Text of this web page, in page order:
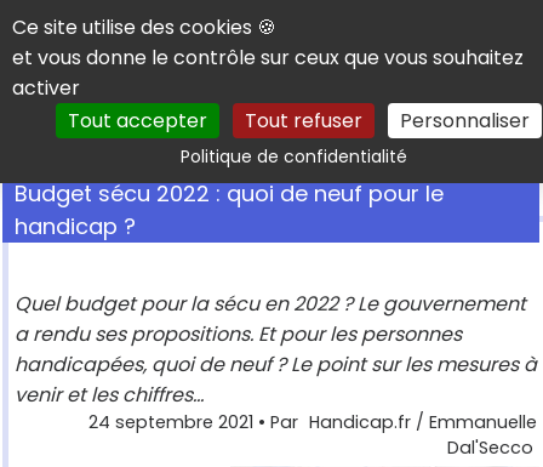
Panneau de gestion des cookies
Ce site utilise des cookies 🍪
et vous donne le contrôle sur ceux que vous souhaitez
activer
Tout accepter
Tout refuser Personnaliser
Politique de confidentialitéRechercher
Budget sécu 2022 : quoi de neuf pour le
handicap ?
Quel budget pour la sécu en 2022 ? Le gouvernement
a rendu ses propositions. Et pour les personnes
handicapées, quoi de neuf ? Le point sur les mesures à
venir et les chiffres...
24 septembre 2021 • Par Handicap.fr / Emmanuelle
Dal'Secco